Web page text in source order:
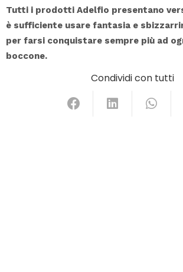
Tutti i prodotti Adelfio presentano
è sufficiente usare fantasia e
per farsi conquistare sempre più ad
boccone.
Condividi con tutti